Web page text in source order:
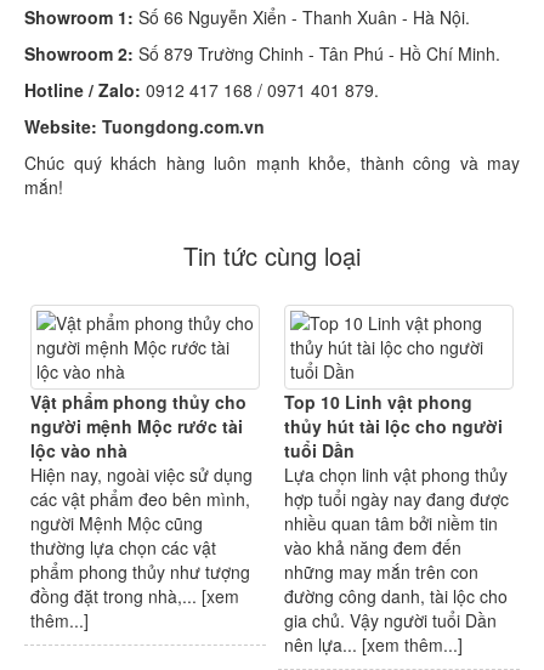
Showroom 1: Số 66 Nguyễn Xiển - Thanh Xuân - Hà Nội.
Showroom 2: Số 879 Trường Chinh - Tân Phú - Hồ Chí Minh.
Hotline / Zalo: 0912 417 168 / 0971 401 879.
Website: Tuongdong.com.vn
Chúc quý khách hàng luôn mạnh khỏe, thành công và may
mắn!
Tin tức cùng loại
Vật phẩm phong thủy cho
người mệnh Mộc rước tài
lộc vào nhà
Hiện nay, ngoài việc sử dụng
các vật phẩm đeo bên mình,
người Mệnh Mộc cũng
thường lựa chọn các vật
phẩm phong thủy như tượng
đồng đặt trong nhà,... [xem
thêm...]
Top 10 Linh vật phong
thủy hút tài lộc cho người
tuổi Dần
Lựa chọn linh vật phong thủy
hợp tuổi ngày nay đang được
nhiều quan tâm bởi niềm tin
vào khả năng đem đến
những may mắn trên con
đường công danh, tài lộc cho
gia chủ. Vậy người tuổi Dần
nên lựa... [xem thêm...]